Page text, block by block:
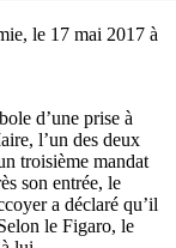
le 17 mai 2017 à
d’une prise à
l’un des deux
troisième mandat
son entrée, le
a déclaré qu’il
le Figaro, le